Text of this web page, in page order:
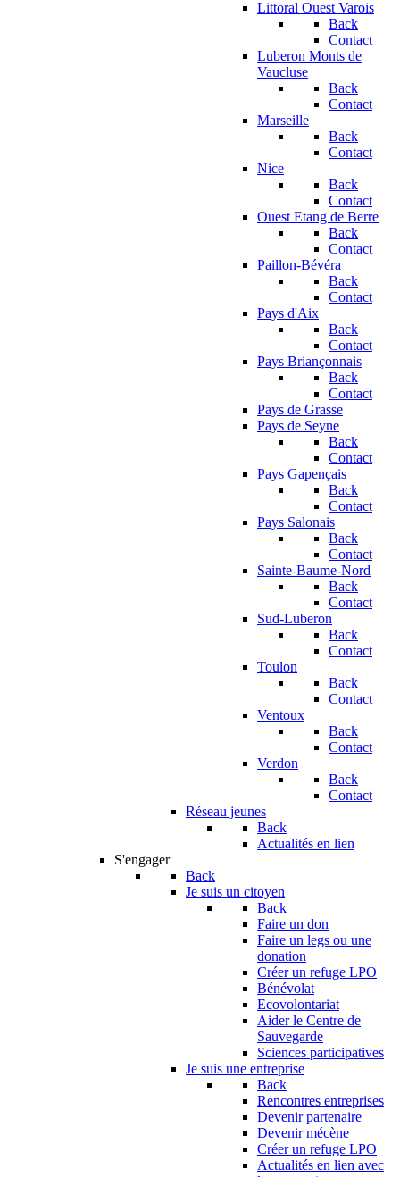
Littoral Ouest Varois
Back
Contact
Luberon Monts de
Vaucluse
Back
Contact
Marseille
Back
Contact
Nice
Back
Contact
Ouest Etang de Berre
Back
Contact
Paillon-Bévéra
Back
Contact
Pays d'Aix
Back
Contact
Pays Briançonnais
Back
Contact
Pays de Grasse
Pays de Seyne
Back
Contact
Pays Gapençais
Back
Contact
Pays Salonais
Back
Contact
Sainte-Baume-Nord
Back
Contact
Sud-Luberon
Back
Contact
Toulon
Back
Contact
Ventoux
Back
Contact
Verdon
Back
Contact
Réseau jeunes
Back
Actualités en lien
S'engager
Back
Je suis un citoyen
Back
Faire un don
Faire un legs ou une
donation
Créer un refuge LPO
Bénévolat
Ecovolontariat
Aider le Centre de
Sauvegarde
Sciences participatives
Je suis une entreprise
Back
Rencontres entreprises
Devenir partenaire
Devenir mécène
Créer un refuge LPO
Actualités en lien avec